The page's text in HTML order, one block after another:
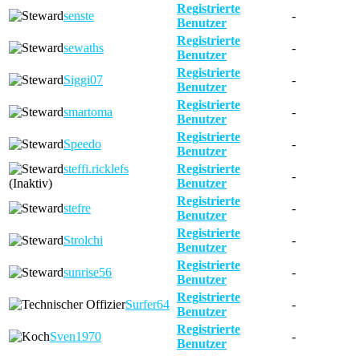
senste
Registrierte
Benutzer
-
sewaths
Registrierte
Benutzer
-
Siggi07
Registrierte
Benutzer
-
smartoma
Registrierte
Benutzer
-
Speedo
Registrierte
Benutzer
-
steffi.ricklefs
(Inaktiv)
Registrierte
Benutzer
-
stefre
Registrierte
Benutzer
-
Strolchi
Registrierte
Benutzer
-
sunrise56
Registrierte
Benutzer
-
Surfer64
Registrierte
Benutzer
-
Sven1970
Registrierte
Benutzer
-